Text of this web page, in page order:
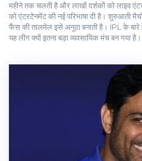
महीने तक चलती है और लाखों दर्शकों को लाइव
को एंटरटेनमेंट की नई परिभाषा दी है। शुरुआती
फैंस की तालमेल इसे अनूठा बनाती है। IPL के
यह लीग क्यों इतना बड़ा व्यवसायिक मंच बन गया है।